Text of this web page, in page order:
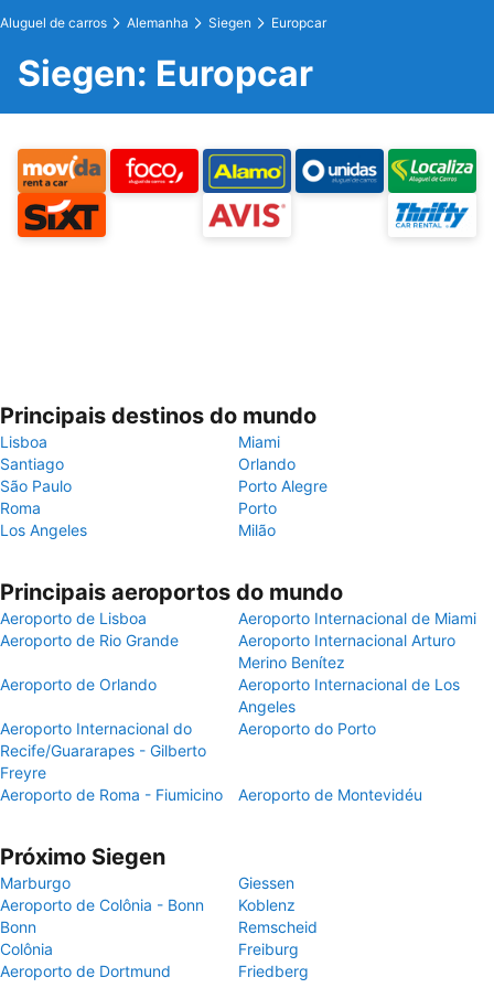
Aluguel de carros Alemanha Siegen Europcar
Siegen: Europcar
Principais destinos do mundo
Lisboa
Miami
Santiago
Orlando
São Paulo
Porto Alegre
Roma
Porto
Los Angeles
Milão
Principais aeroportos do mundo
Aeroporto de Lisboa
Aeroporto Internacional de Miami
Aeroporto de Rio Grande
Aeroporto Internacional Arturo
Merino Benítez
Aeroporto de Orlando
Aeroporto Internacional de Los
Angeles
Aeroporto Internacional do
Recife/Guararapes - Gilberto
Freyre
Aeroporto do Porto
Aeroporto de Roma - Fiumicino Aeroporto de Montevidéu
Próximo Siegen
Marburgo
Giessen
Aeroporto de Colônia - Bonn
Koblenz
Bonn
Remscheid
Colônia
Freiburg
Aeroporto de Dortmund
Friedberg